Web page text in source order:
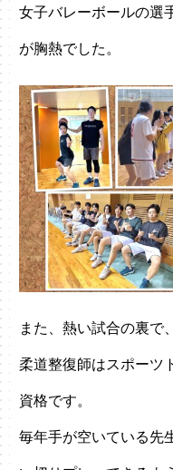
女子バレーボールの選
が胸熱でした。
また、熱い試合の裏で
柔道整復師はスポーツ
資格です。
毎年手が空いている先